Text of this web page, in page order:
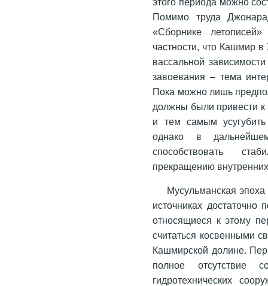
Помимо труда
«Сборнике
частности, что Кашмир
вассальной
завоевания – тема
Пока можно лишь
должны были привести
и тем самым усугубить
однако в
способствовать
прекращению
Мусульманская
источниках достаточно
относящиеся к этому
считаться косвенными
Кашмирской долине.
полное отсутствие
гидротехнических